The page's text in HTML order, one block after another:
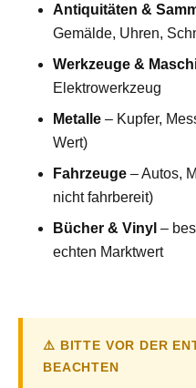
Antiquitäten &
Gemälde, Uhren,
Werkzeuge &
Elektrowerkzeug
Metalle – Kupfer,
Wert)
Fahrzeuge – Autos,
nicht fahrbereit)
Bücher & Vinyl –
echten Marktwert
⚠️ BITTE VOR DER
BEACHTEN